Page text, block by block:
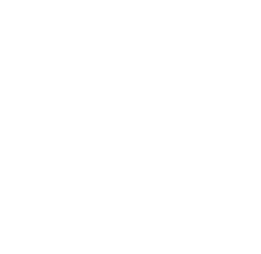
largo